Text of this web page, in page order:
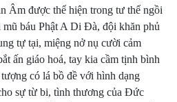
Âm được thể hiện trong tư thế ngồi
mũ báu Phật A Di Đà, đội khăn phủ
tự tại, miệng nở nụ cười cảm
ấn giáo hoá, tay kia cầm tịnh bình
có lá bồ đề với hình dạng
sự từ bi, tình thương của Đức